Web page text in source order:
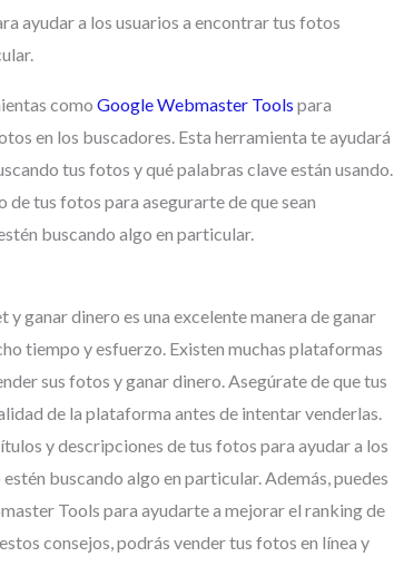
ayudar a los usuarios a encontrar tus fotos
como Google Webmaster Tools para
en los buscadores. Esta herramienta te ayudará
tus fotos y qué palabras clave están usando.
tus fotos para asegurarte de que sean
buscando algo en particular.
ganar dinero es una excelente manera de ganar
tiempo y esfuerzo. Existen muchas plataformas
sus fotos y ganar dinero. Asegúrate de que tus
de la plataforma antes de intentar venderlas.
y descripciones de tus fotos para ayudar a los
buscando algo en particular. Además, puedes
Tools para ayudarte a mejorar el ranking de
consejos, podrás vender tus fotos en línea y